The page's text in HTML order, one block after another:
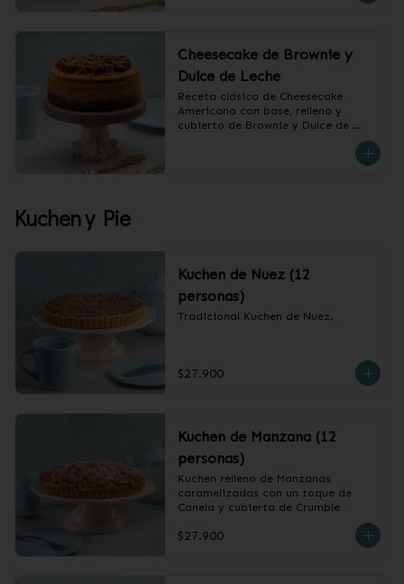
Cheesecake de Brownie y
Dulce de Leche
Receta clásica de Cheesecake
Americano con base, relleno y
cubierto de Brownie y Dulce de
Kuchen y Pie
Kuchen de Nuez (12
personas)
Tradicional Kuchen de Nuez.
$27.900
Kuchen de Manzana (12
personas)
Kuchen relleno de Manzanas
caramelizadas con un toque de
Canela y cubierta de Crumble
$27.900